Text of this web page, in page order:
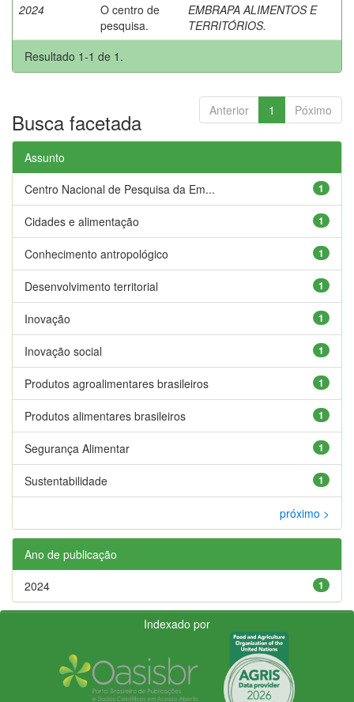
2024
O centro de
pesquisa.
EMBRAPA ALIMENTOS E
TERRITÓRIOS.
Resultado 1-1 de 1.
Anterior 1 Póximo
Busca facetada
Assunto
1
Centro Nacional de Pesquisa da Em...
1
Cidades e alimentação
1
Conhecimento antropológico
1
Desenvolvimento territorial
1
Inovação
1
Inovação social
1
Produtos agroalimentares brasileiros
1
Produtos alimentares brasileiros
1
Segurança Alimentar
1
Sustentabilidade
próximo >
Ano de publicação
1
2024
Indexado por